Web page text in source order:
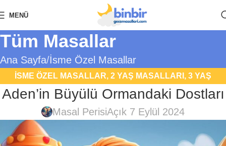
MENÜ
Tüm Masallar
Ana Sayfa İsme Özel Masallar
İSME ÖZEL MASALLAR, 2 YAŞ MASALLARI , 3 YAŞ
MASALLARI,4 YAŞ MASALLARI, 5 YAŞ MASALLARI,6
YAŞ MASALLARI ,7 YAŞ MASALLARI ,FANTASTIK
MASALLAR
Aden’in Büyülü Ormandaki Dostları
Masal PerisiAçık 7 Eylül 2024